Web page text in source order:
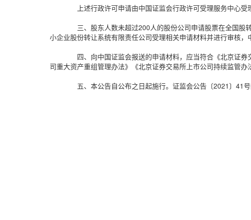
上述行政许可申请由中国证监会行政许可受理服务中心受
三、股东人数未超过200人的股份公司申请股票在全国
小企业股份转让系统有限责任公司受理相关申请材料并进行审核
四、向中国证监会报送的申请材料，应当符合《北京证
司重大资产重组管理办法》《北京证券交易所上市公司持续监管
五、本公告自公布之日起施行。证监会公告〔2021〕41号